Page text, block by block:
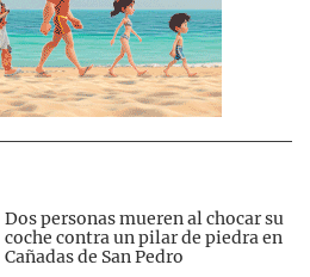
Dos personas mueren al chocar su
coche contra un pilar de piedra en
Cañadas de San Pedro